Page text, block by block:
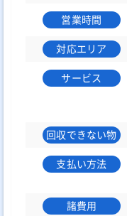
営業時間
対応エリア
サービス
回収できない物
支払い方法
諸費用